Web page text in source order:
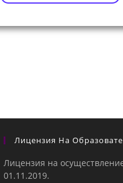
Лицензия На
Лицензия на
01.11.2019.